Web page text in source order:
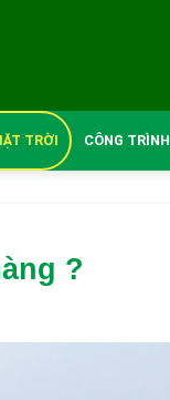
TRỜI CÔNG TRÌNH
?